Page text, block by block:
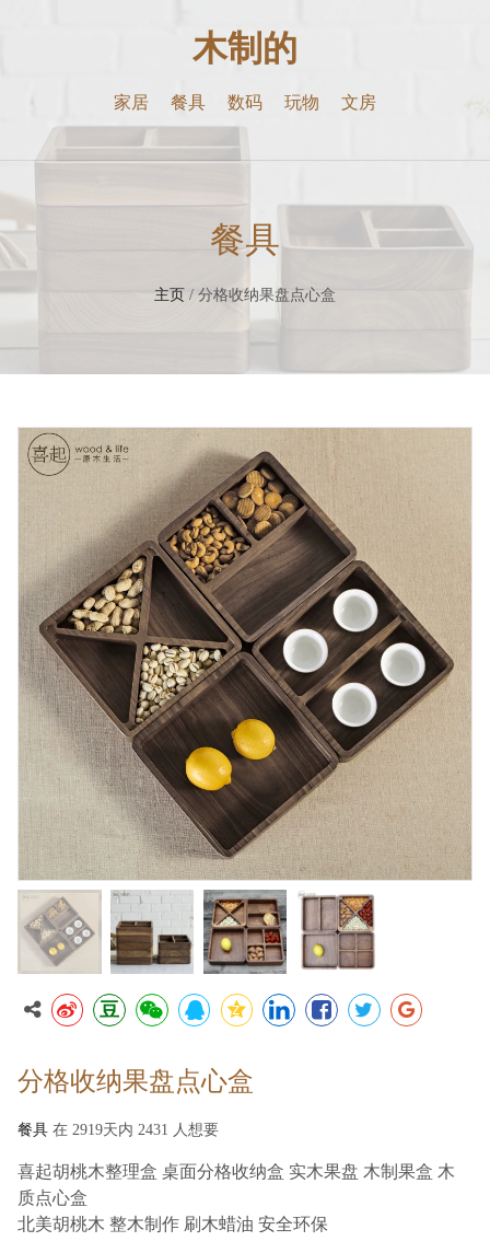
木制的
家居 餐具 数码 玩物 文房
餐具
主页 / 分格收纳果盘点心盒
博 豆 微 鹅 ★ 领 脸 推 谷
分格收纳果盘点心盒
餐具 在 2919天内 2431 人想要
喜起胡桃木整理盒 桌面分格收纳盒 实木果盘 木制果盒 木
质点心盒
北美胡桃木 整木制作 刷木蜡油 安全环保